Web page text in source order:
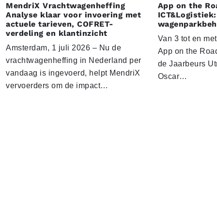
MendriX Vrachtwagenheffing
Analyse klaar voor invoering met
actuele tarieven, COFRET-
verdeling en klantinzicht
Amsterdam, 1 juli 2026 – Nu de
vrachtwagenheffing in Nederland per
vandaag is ingevoerd, helpt MendriX
vervoerders om de impact…
App on the
Van 3 tot en
App on the
de Jaarbeurs
Oscar…